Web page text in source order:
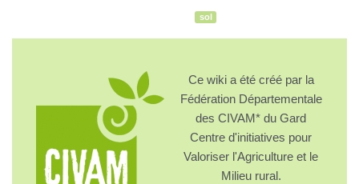
sol
Ce wiki a été créé par la
Fédération Départementale
des CIVAM* du Gard
Centre d'initiatives pour
Valoriser l'Agriculture et le
Milieu rural.